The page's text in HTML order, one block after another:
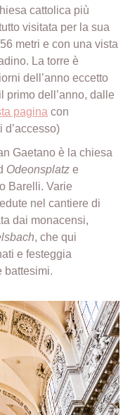
cattolica più
visitata per la sua
metri e con una vista
La torre è
dell’anno eccetto
primo dell’anno, dalle
pagina con
d’accesso)
Gaetano è la chiesa
Odeonsplatz e
Barelli. Varie
nel cantiere di
dai monacensi,
, che qui
e festeggia
battesimi.